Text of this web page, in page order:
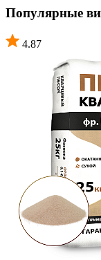
Популярные
4.87